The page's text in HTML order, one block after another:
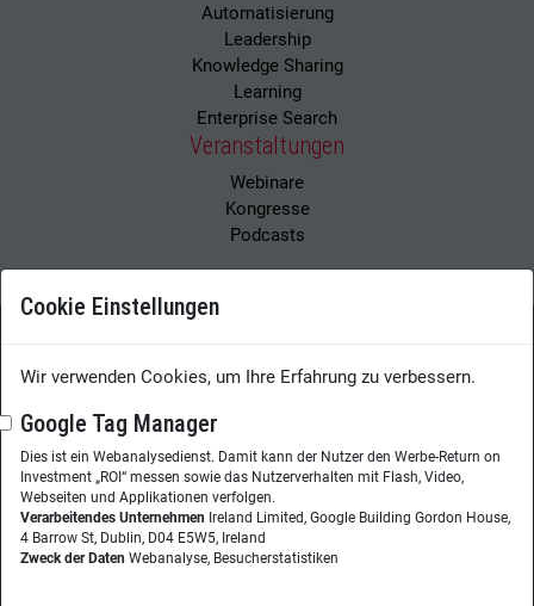
Automatisierung
Leadership
Knowledge Sharing
Learning
Enterprise Search
Veranstaltungen
Webinare
Kongresse
Podcasts
Wissensmanagement Magazin
Impressum
Herausgeberin:Nicole Lehnert
Westheimer Str. 18
86356 Neusäß
Telefon: +49 (0)821 48685-290
Cookie Einstellungen
Wir verwenden Cookies, um Ihre Erfahrung zu verbessern.
Google Tag Manager
Dies ist ein Webanalysedienst. Damit kann der Nutzer den Werbe-Return on
Investment „ROI“ messen sowie das Nutzerverhalten mit Flash, Video,
Webseiten und Applikationen verfolgen.
Verarbeitendes Unternehmen Ireland Limited, Google Building Gordon House,
4 Barrow St, Dublin, D04 E5W5, Ireland
Zweck der Daten Webanalyse, Besucherstatistiken